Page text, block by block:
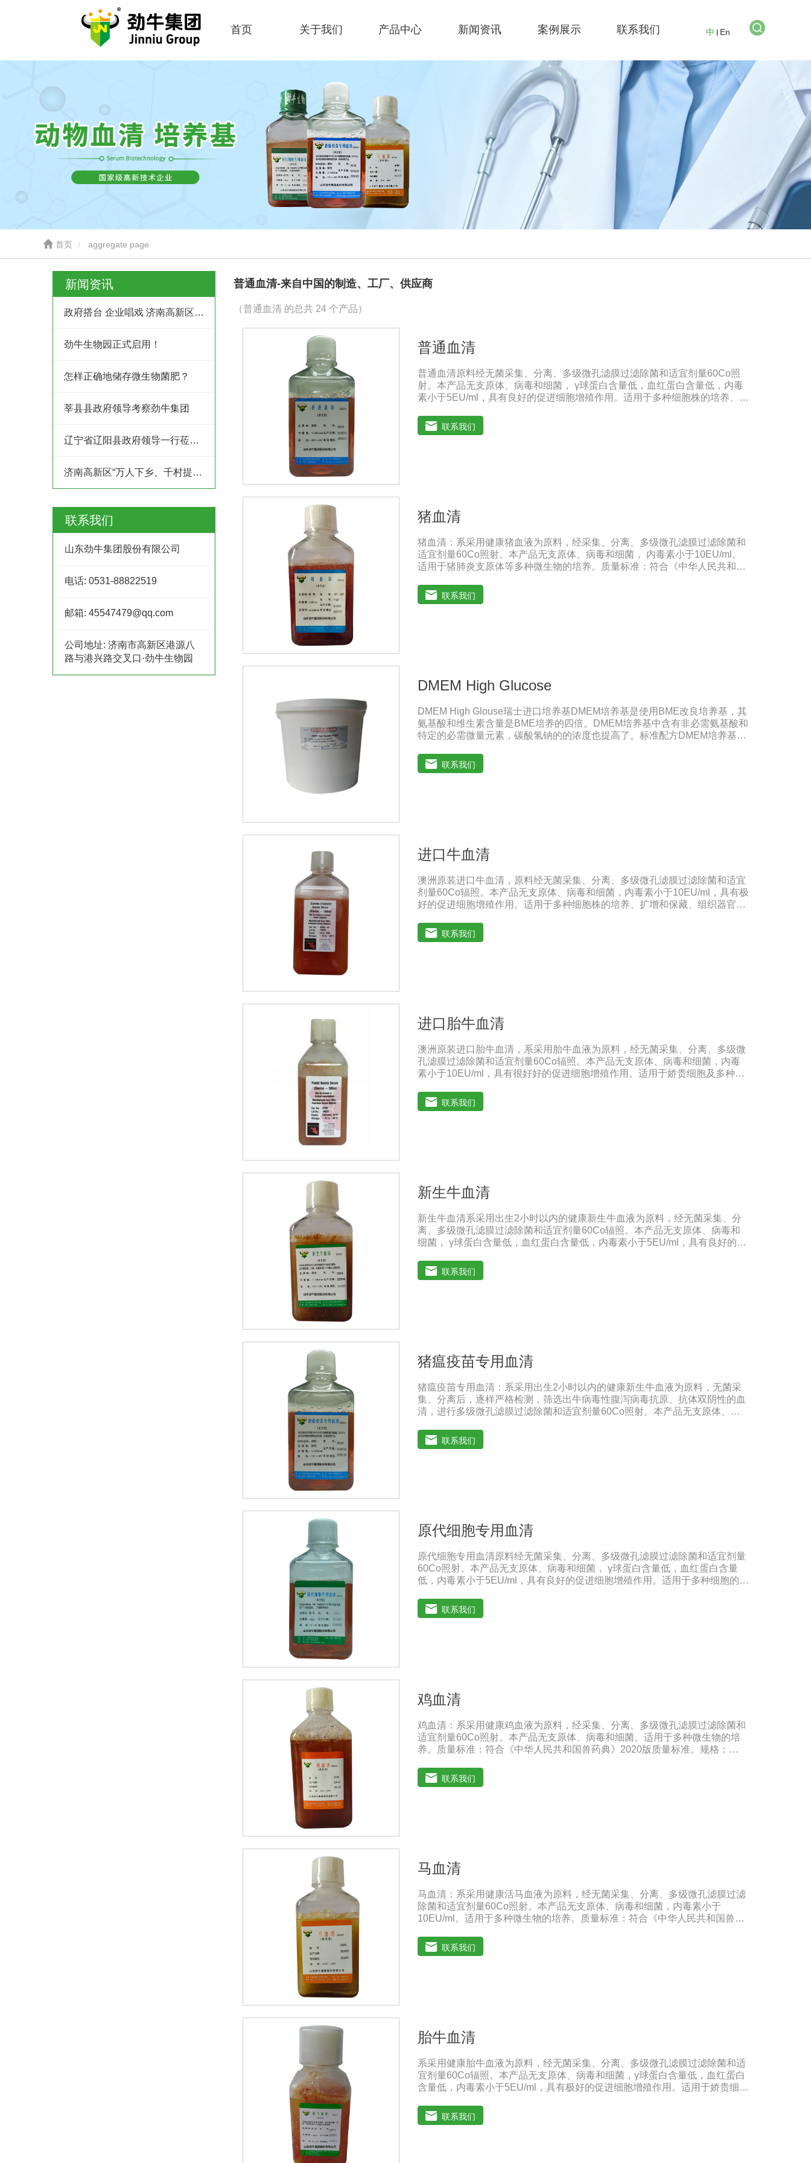
首页 关于我们 产品中心 新闻资讯 案例展示 联系我们 中 En
首页 aggregate page
新闻资讯
政府搭台 企业唱戏 济南高新区创业服务中心为企业及时搭建供需平台
劲牛生物园正式启用！
怎样正确地储存微生物菌肥？
莘县县政府领导考察劲牛集团
辽宁省辽阳县政府领导一行莅临劲牛集团考察
济南高新区“万人下乡、千村提升”工程村企结对共建行动
联系我们
山东劲牛集团股份有限公司
电话: 0531-88822519
邮箱: 45547479@qq.com
公司地址: 济南市高新区港源八
路与港兴路交叉口·劲牛生物园
普通血清-来自中国的制造、工厂、供应商
（普通血清 的总共 24 个产品）
普通血清
普通血清原料经无菌采集、分离、多级微孔滤膜过滤除菌和适宜剂量60Co照
射。本产品无支原体、病毒和细菌， γ球蛋白含量低，血红蛋白含量低，内毒
素小于5EU/ml，具有良好的促进细胞增殖作用。适用于多种细胞株的培养、扩
国兽药典》2020版质量标准。规格：500ml/瓶保存：-15℃―-20℃有效期：5
年注意事项：解冻：采用逐步解冻法（ -20℃→2-8℃→ 室温），可减少沉淀
联系我们
猪血清
猪血清：系采用健康猪血液为原料，经采集、分离、多级微孔滤膜过滤除菌和
适宜剂量60Co照射。本产品无支原体、病毒和细菌， 内毒素小于10EU/ml。
适用于猪肺炎支原体等多种微生物的培养。质量标准：符合《中华人民共和国
注意事项：解冻：采用逐步解冻法（ -20℃→2-8℃→ 室温），可减少沉淀的
产生使血清质量不会受到影响。
联系我们
DMEM High Glucose
DMEM High Glouse瑞士进口培养基DMEM培养基是使用BME改良培养基，其
氨基酸和维生素含量是BME培养的四倍。DMEM培养基中含有非必需氨基酸和
特定的必需微量元素，碳酸氢钠的的浓度也提高了。标准配方DMEM培养基葡
DMEM早期用来培养鼠胚胎细胞。如今DMEM培养基广泛应用于普通和转化的
鼠细胞和鸡细胞的无血清培养
联系我们
进口牛血清
澳洲原装进口牛血清，原料经无菌采集、分离、多级微孔滤膜过滤除菌和适宜
剂量60Co辐照。本产品无支原体、病毒和细菌，内毒素小于10EU/ml，具有极
好的促进细胞增殖作用。适用于多种细胞株的培养、扩增和保藏、组织器官的
人民共和国兽药典》2020版、欧洲药典、美国药典质量标准。规格：500ml/瓶
保存：-15℃―-20℃有效期：5年注意事项：解冻：采用逐步解冻法（
联系我们
进口胎牛血清
澳洲原装进口胎牛血清，系采用胎牛血液为原料，经无菌采集、分离、多级微
孔滤膜过滤除菌和适宜剂量60Co辐照。本产品无支原体、病毒和细菌，内毒
素小于10EU/ml，具有很好好的促进细胞增殖作用。适用于娇贵细胞及多种细
的研制及生产。质量标准：符合《中华人民共和国药典》2020版、符合《中华
人民共和国兽药典》2020版、欧洲药典、美国药典质量标准。规格：500ml/瓶
联系我们
新生牛血清
新生牛血清系采用出生2小时以内的健康新生牛血液为原料，经无菌采集、分
离、多级微孔滤膜过滤除菌和适宜剂量60Co辐照。本产品无支原体、病毒和
细菌， γ球蛋白含量低，血红蛋白含量低，内毒素小于5EU/ml，具有良好的促
的研制及生产。质量标准：符合《中华人民共和国药典》2020版、《中华人民
共和国兽药典》2020版质量标准。规格：500ml/瓶、1000ml/瓶保
联系我们
猪瘟疫苗专用血清
猪瘟疫苗专用血清：系采用出生2小时以内的健康新生牛血液为原料，无菌采
集、分离后，逐样严格检测，筛选出牛病毒性腹泻病毒抗原、抗体双阴性的血
清，进行多级微孔滤膜过滤除菌和适宜剂量60Co照射。本产品无支原体、病
的促进细胞增殖作用。适用于多种细胞株的培养、扩增及单克隆抗体的制备和
疫苗（尤其是猪瘟疫苗）的研制及生产。质量标准：符合《中华人民共和国药
联系我们
原代细胞专用血清
原代细胞专用血清原料经无菌采集、分离、多级微孔滤膜过滤除菌和适宜剂量
60Co照射。本产品无支原体、病毒和细菌， γ球蛋白含量低，血红蛋白含量
低，内毒素小于5EU/ml，具有良好的促进细胞增殖作用。适用于多种细胞的培
100ml/瓶、250ml/瓶、500ml/瓶保存：-15℃―-20℃有效期：5年注意事项：
1、解冻：采用逐步解冻法（ -20℃→2-8℃→ 室温），可减少沉淀的产生使血
联系我们
鸡血清
鸡血清：系采用健康鸡血液为原料，经采集、分离、多级微孔滤膜过滤除菌和
适宜剂量60Co照射。本产品无支原体、病毒和细菌。适用于多种微生物的培
养。质量标准：符合《中华人民共和国兽药典》2020版质量标准。规格：
（ -20℃→2-8℃→ 室温），可减少沉淀的产生使血清质量不会受到影响。
联系我们
马血清
马血清：系采用健康活马血液为原料，经无菌采集、分离、多级微孔滤膜过滤
除菌和适宜剂量60Co照射。本产品无支原体、病毒和细菌，内毒素小于
10EU/ml。适用于多种微生物的培养。质量标准：符合《中华人民共和国兽药
事项：解冻：采用逐步解冻法（ -20℃→2-8℃→ 室温），可减少沉淀的产生
使血清质量不会受到影响。
联系我们
胎牛血清
系采用健康胎牛血液为原料，经无菌采集、分离、多级微孔滤膜过滤除菌和适
宜剂量60Co辐照。本产品无支原体、病毒和细菌，γ球蛋白含量低，血红蛋白
含量低，内毒素小于5EU/ml，具有极好的促进细胞增殖作用。适用于娇贵细胞
备和疫苗的研制及生产。质量标准：符合《中华人民共和国药典》2020版、
《中华人民共和国兽药典》2020版质量标准。规格：250ml/瓶保
联系我们